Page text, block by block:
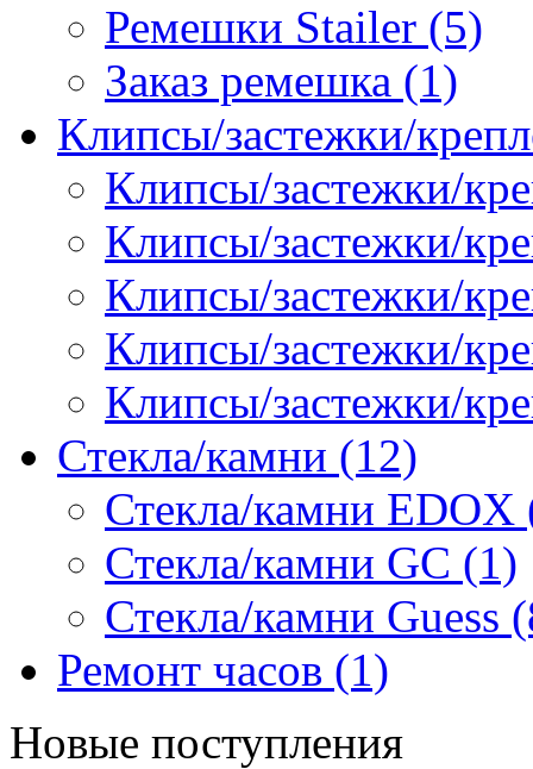
Ремешки Stailer (5)
Заказ ремешка (1)
Клипсы/застежки/
Клипсы/застежки/
Клипсы/застежки/
Клипсы/застежки/
Клипсы/застежки/
Клипсы/застежки/
Стекла/камни (12)
Стекла/камни EDOX
Стекла/камни GC (1)
Стекла/камни Guess
Ремонт часов (1)
Новые поступления